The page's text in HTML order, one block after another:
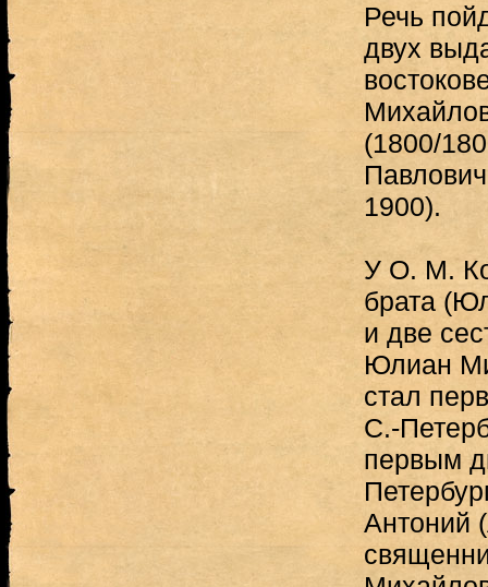
Речь
двух
(1800/
1900).
У О. М.
брата
и две
Юлиан
стал
С.-
первым
Антоний